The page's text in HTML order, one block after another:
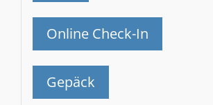
Online Check-In
Gepäck